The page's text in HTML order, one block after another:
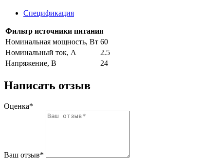
Спецификация
Фильтр источники питания
Номинальная мощность, Вт 60
Номинальный ток, A
2.5
Напряжение, В
24
Написать отзыв
Оценка*
Ваш отзыв*